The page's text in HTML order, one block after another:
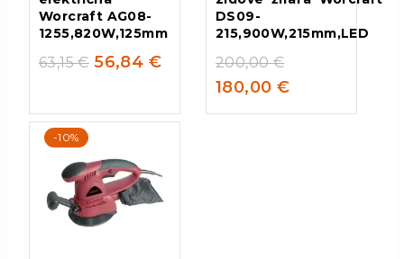
Worcraft AG08-
1255,820W,125mm
63,15€ 56,84 €
DS09-
215,900W,215mm,LED
200,00€
180,00 €
-10%